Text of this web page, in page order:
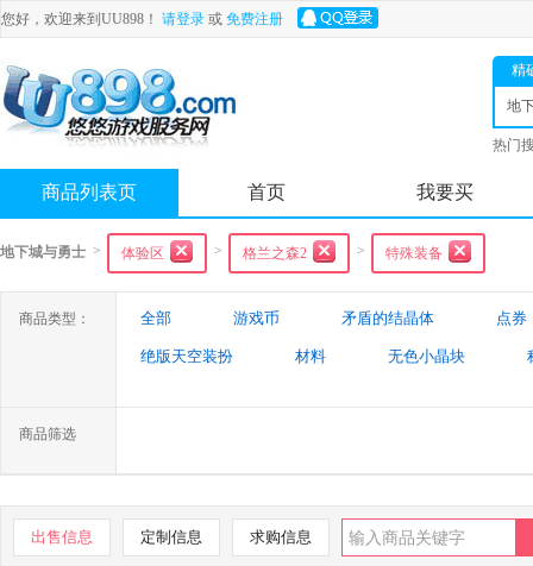
您好，欢迎来到UU898！ 请登录 或 免费注册
精
地
士
热门
商品列表页 首页 我要买
地下城与勇士 > 体验区 > 格兰之森2 > 特殊装备
商品类型： 全部 游戏币 矛盾的结晶体 点券
绝版天空装扮 材料 无色小晶块
商品筛选
出售信息 定制信息 求购信息